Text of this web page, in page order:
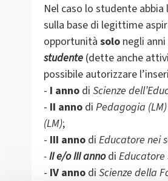
Nel caso lo studente
sulla base di legittime
opportunità solo negli
studente (dette anche
possibile autorizzare
- I anno di Scienze
- II anno di Pedagogia (LM)
(LM);
- III anno di Educatore nei
-II e/o III anno di Educatore
- IV anno di Scienze della